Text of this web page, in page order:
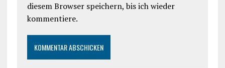
diesem Browser speichern, bis ich wieder
kommentiere.